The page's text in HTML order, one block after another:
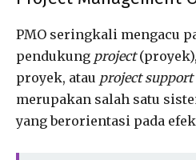
PMO seringkali mengacu
pendukung project
proyek, atau project
merupakan salah satu
yang berorientasi pada